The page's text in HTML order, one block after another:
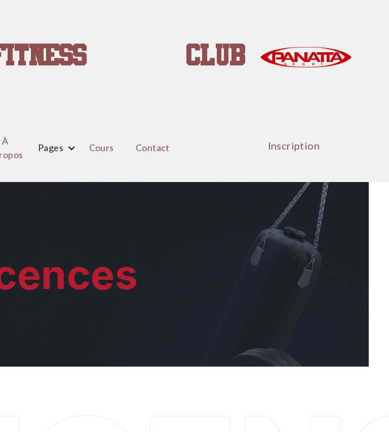
club
À
Pages Cours Contact Inscription